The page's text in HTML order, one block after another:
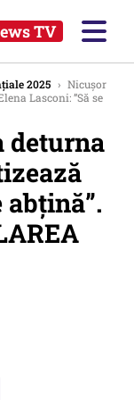
TV
2025 › Nicușor
Lasconi: ”Să se
deturna
abțină”.